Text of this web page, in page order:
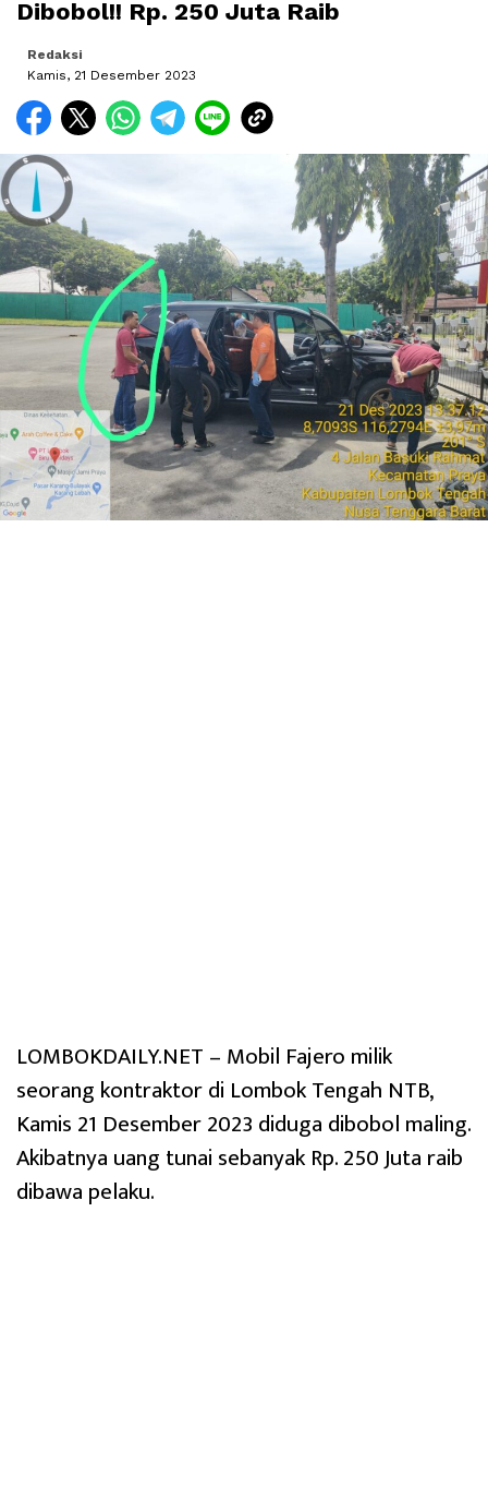
Dibobol!! Rp. 250 Juta Raib
Redaksi
Kamis, 21 Desember 2023
LOMBOKDAILY.NET – Mobil Fajero milik
seorang kontraktor di Lombok Tengah NTB,
Kamis 21 Desember 2023 diduga dibobol maling.
Akibatnya uang tunai sebanyak Rp. 250 Juta raib
dibawa pelaku.